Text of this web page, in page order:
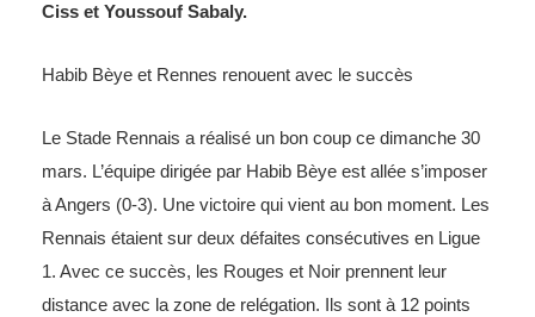
Ciss et Youssouf Sabaly.
Habib Bèye et Rennes renouent avec le succès
Le Stade Rennais a réalisé un bon coup ce dimanche 30
mars. L’équipe dirigée par Habib Bèye est allée s’imposer
à Angers (0-3). Une victoire qui vient au bon moment. Les
Rennais étaient sur deux défaites consécutives en Ligue
1. Avec ce succès, les Rouges et Noir prennent leur
distance avec la zone de relégation. Ils sont à 12 points